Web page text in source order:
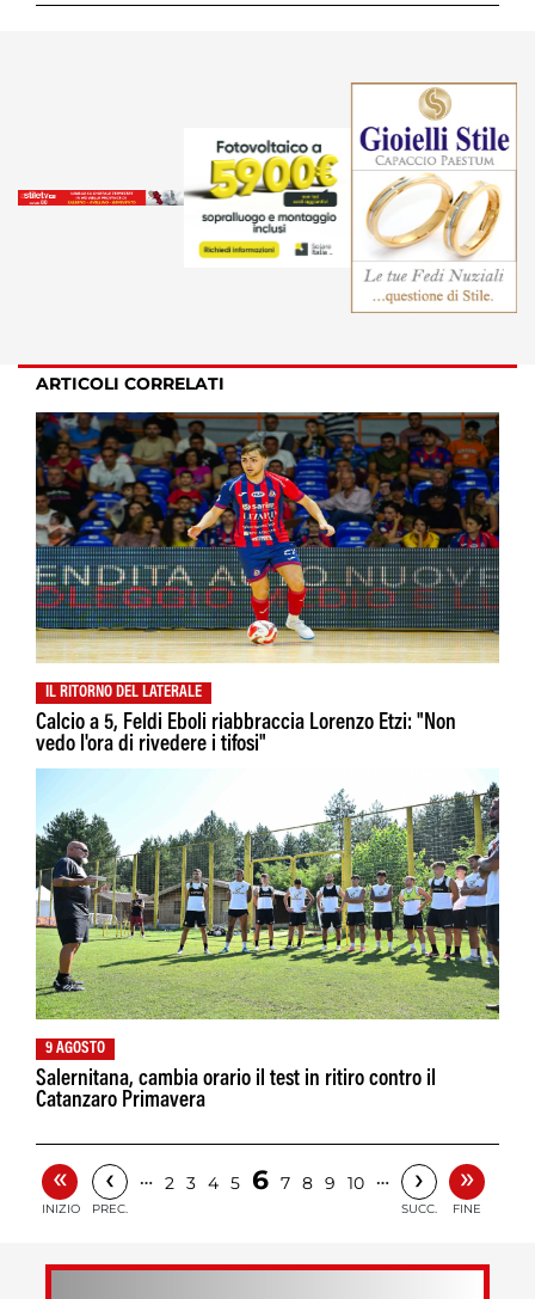
ARTICOLI CORRELATI
IL RITORNO DEL LATERALE
Calcio a 5, Feldi Eboli riabbraccia Lorenzo Etzi: "Non
vedo l'ora di rivedere i tifosi"
9 AGOSTO
Salernitana, cambia orario il test in ritiro contro il
Catanzaro Primavera
«
INIZIO
‹
PREC.
… 2 3 4 5 6 7 8 9 10 … ›
SUCC.
»
FINE